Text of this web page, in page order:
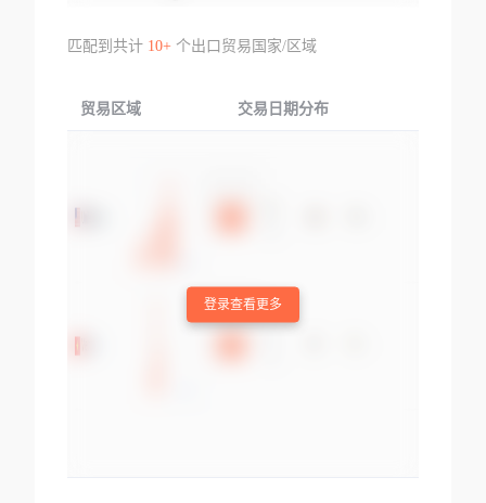
匹配到共计 10+个出口贸易国家/区域
贸易区域 交易日期分布
登录查看更多